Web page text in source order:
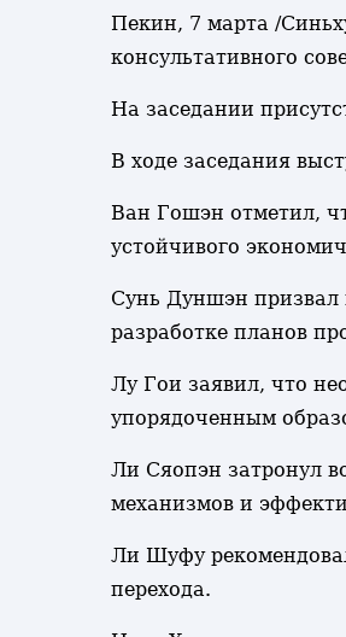
Фото
Спецрепортажи
Пекин, 7 марта /
консультативного
На заседании
В ходе заседания
Ван Гошэн отметил,
устойчивого
Сунь Дуншэн призвал
разработке планов
Лу Гои заявил, что
упорядоченным
Ли Сяопэн затронул
механизмов и
Ли Шуфу
перехода.